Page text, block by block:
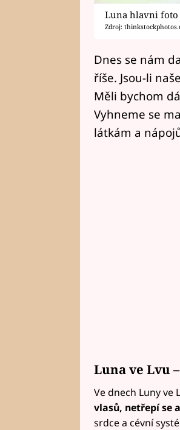
Luna hlavni foto
Zdroj:
Dnes se nám
říše. Jsou-li
Měli bychom
Vyhneme se
látkám a
Luna ve Lvu
Ve dnech Luny ve
vlasů, netřepí se
srdce a cévní